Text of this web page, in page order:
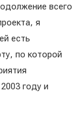
всего
я
есть
по которой
году и